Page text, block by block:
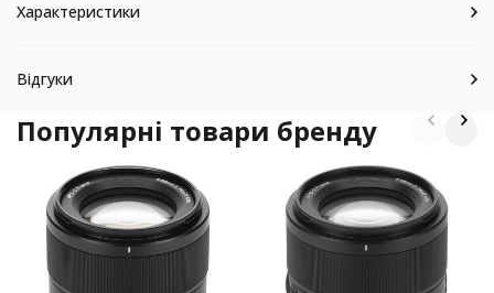
Характеристики
Відгуки
Популярні товари бренду